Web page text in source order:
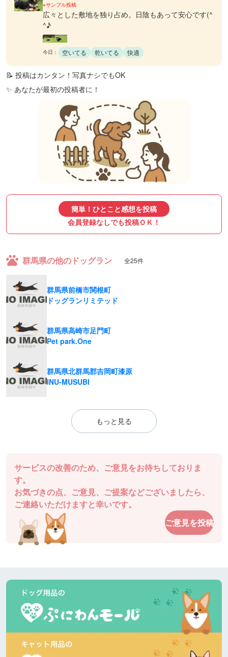
※サンプル投稿
広々とした敷地を独り占め。日陰もあって安心です(^
^♪
今日： 空いてる 乾いてる 快適
📝 投稿はカンタン！写真ナシでもOK
✨ あなたが最初の投稿者に！
簡単！ひとこと感想を投稿
会員登録なしでも投稿ＯＫ！
群馬県の他のドッグラン 全25件
群馬県前橋市関根町
ドッグランリミテッド
群馬県高崎市足門町
Pet park.One
群馬県北群馬郡吉岡町漆原
INU-MUSUBI
もっと見る
サービスの改善のため、ご意見をお待ちしておりま
す。
お気づきの点、ご意見、ご提案などございましたら、
ご連絡いただけますと幸いです。
ご意見を投稿